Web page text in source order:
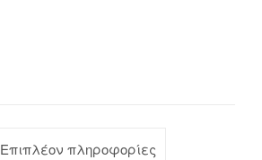
Επιπλέον πληροφορίες